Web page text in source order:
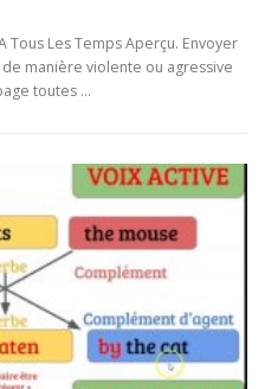
Tous Les Temps Aperçu. Envoyer
manière violente ou agressive
toutes …